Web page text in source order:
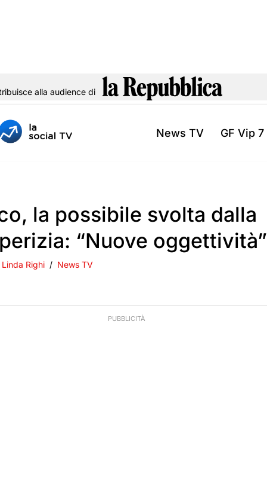
alla audience di
News TV GF Vip 7
la possibile svolta dalla
“Nuove oggettività”
Linda Righi News TV